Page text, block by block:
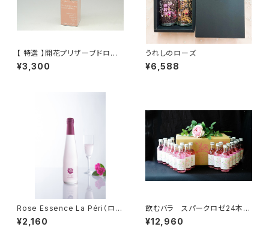
【 特選 】開花プリザーブドロー
ズ
¥3,300
うれしのローズ
¥6,588
Rose Essence La Péri（ロー
ズエッセンス ラ・ペリ）
¥2,160
飲むバラ スパークロゼ24本セ
ット
¥12,960